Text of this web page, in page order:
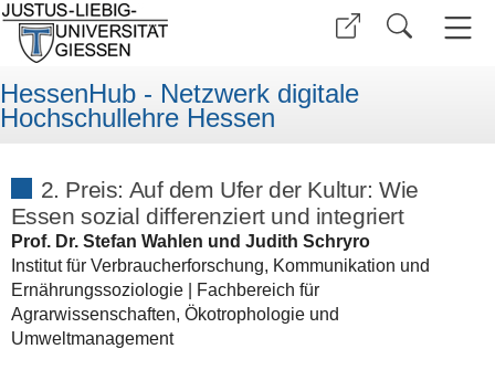
HessenHub - Netzwerk digitale
Hochschullehre Hessen
2. Preis: Auf dem Ufer der Kultur: Wie
Essen sozial differenziert und integriert
Prof. Dr. Stefan Wahlen und Judith Schryro
Institut für Verbraucherforschung, Kommunikation und
Ernährungssoziologie | Fachbereich für
Agrarwissenschaften, Ökotrophologie und
Umweltmanagement